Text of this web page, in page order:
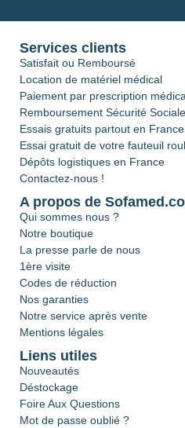
Services clients
Satisfait ou Remboursé
Location de matériel médical
Paiement par prescription
Remboursement Sécurité Sociale
Essais gratuits partout en France
Essai gratuit de votre fauteuil
Dépôts logistiques en France
Contactez-nous !
A propos de
Qui sommes nous ?
Notre boutique
La presse parle de nous
1ère visite
Codes de réduction
Nos garanties
Notre service après vente
Mentions légales
Liens utiles
Nouveautés
Déstockage
Foire Aux Questions
Mot de passe oublié ?